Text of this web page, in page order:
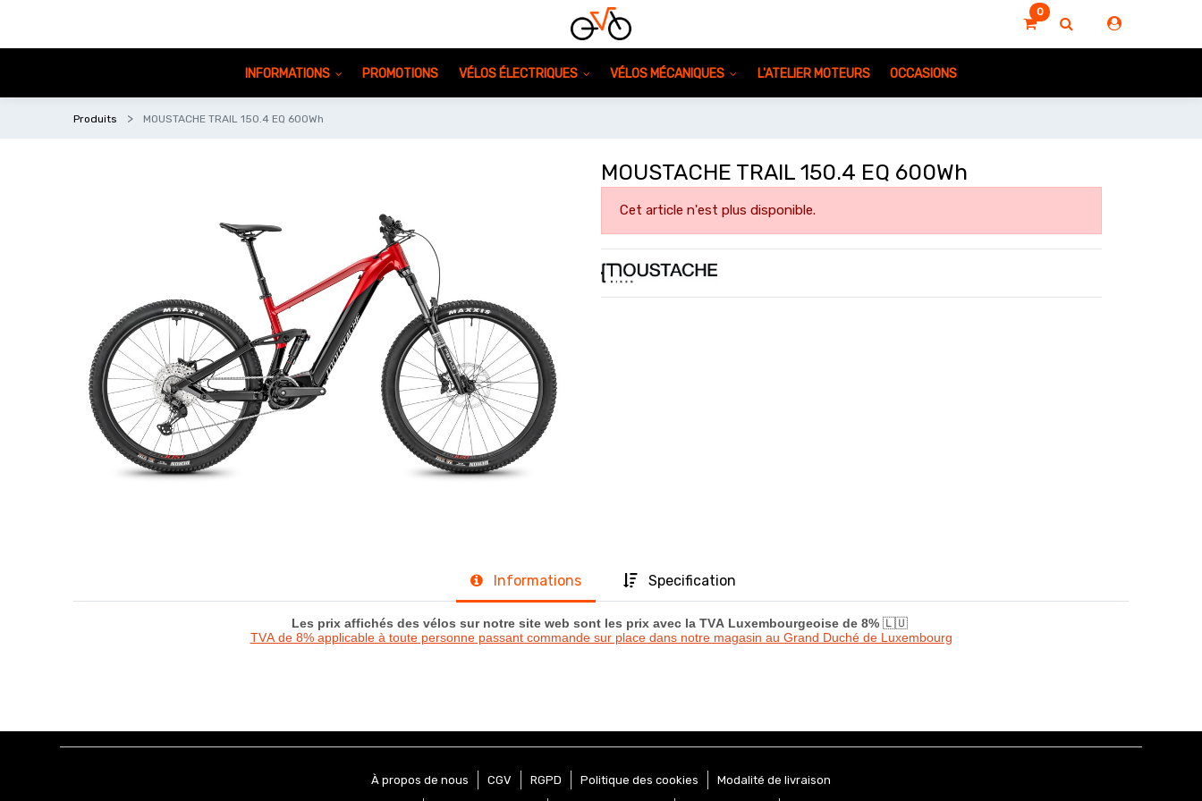
0
INFORMATIONS PROMOTIONS VÉLOS ÉLECTRIQUES VÉLOS MÉCANIQUES L'ATELIER MOTEURS OCCASIONS
Produits MOUSTACHE TRAIL 150.4 EQ 600Wh
MOUSTACHE TRAIL 150.4 EQ 600Wh
Cet article n'est plus disponible.
Informations Specification
Les prix affichés des vélos sur notre site web sont les prix avec la TVA Luxembourgeoise de 8% 🇱🇺
TVA de 8% applicable à toute personne passant commande sur place dans notre magasin au Grand Duché de Luxembourg
À propos de nous CGV RGPD Politique des cookies Modalité de livraison